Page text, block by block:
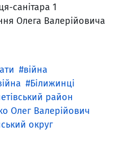
санітара 1
Олега Валерійовича
війна
Білижинці
район
Олег Валерійович
округ